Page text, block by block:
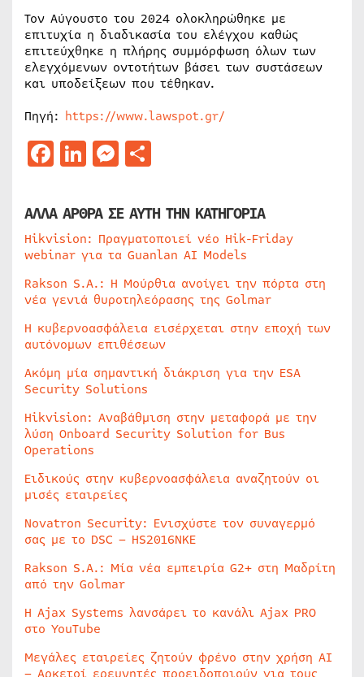
Τον Αύγουστο του 2024 ολοκληρώθηκε με
επιτυχία η διαδικασία του ελέγχου καθώς
επιτεύχθηκε η πλήρης συμμόρφωση όλων των
ελεγχόμενων οντοτήτων βάσει των συστάσεων
και υποδείξεων που τέθηκαν.
Πηγή: https://www.lawspot.gr/
Facebook
LinkedIn
Messenger
ΑΛΛΑ ΑΡΘΡΑ ΣΕ ΑΥΤΗ ΤΗΝ ΚΑΤΗΓΟΡΙΑ
Hikvision: Πραγματοποιεί νέο Hik-Friday
webinar για τα Guanlan AI Models
Rakson S.A.: Η Μούρθια ανοίγει την πόρτα στη
νέα γενιά θυροτηλεόρασης της Golmar
Η κυβερνοασφάλεια εισέρχεται στην εποχή των
αυτόνομων επιθέσεων
Ακόμη μία σημαντική διάκριση για την ESA
Security Solutions
Hikvision: Αναβάθμιση στην μεταφορά με την
λύση Onboard Security Solution for Bus
Operations
Ειδικούς στην κυβερνοασφάλεια αναζητούν οι
μισές εταιρείες
Novatron Security: Ενισχύστε τον συναγερμό
σας με το DSC – HS2016NKE
Rakson S.A.: Μία νέα εμπειρία G2+ στη Μαδρίτη
από την Golmar
Η Ajax Systems λανσάρει το κανάλι Ajax PRO
στο YouTube
Μεγάλες εταιρείες ζητούν φρένο στην χρήση AI